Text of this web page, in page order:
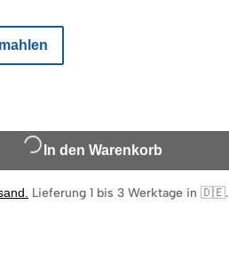
In den Warenkorb
Lieferung 1 bis 3 Werktage in 🇩🇪.